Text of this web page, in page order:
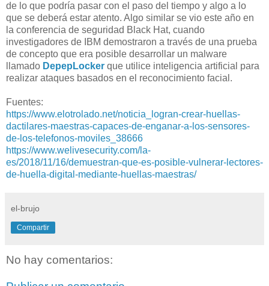
de lo que podría pasar con el paso del tiempo y algo a lo
que se deberá estar atento. Algo similar se vio este año en
la conferencia de seguridad Black Hat, cuando
investigadores de IBM demostraron a través de una prueba
de concepto que era posible desarrollar un malware
llamado DepepLocker que utilice inteligencia artificial para
realizar ataques basados en el reconocimiento facial.
Fuentes:
https://www.elotrolado.net/noticia_logran-crear-huellas-
dactilares-maestras-capaces-de-enganar-a-los-sensores-
de-los-telefonos-moviles_38666
https://www.welivesecurity.com/la-
es/2018/11/16/demuestran-que-es-posible-vulnerar-lectores-
de-huella-digital-mediante-huellas-maestras/
el-brujo
Compartir
No hay comentarios: